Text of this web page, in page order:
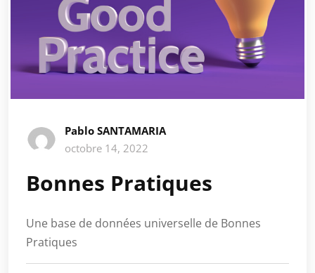
Pablo SANTAMARIA
octobre 14, 2022
Bonnes Pratiques
Une base de données universelle de Bonnes
Pratiques